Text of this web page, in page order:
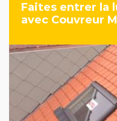
Faites entrer la
avec Couvreur